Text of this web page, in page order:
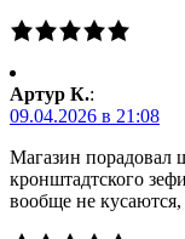
Артур К.:
09.04.2026 в 21:08
Магазин порадовал
кронштадтского
вообще не